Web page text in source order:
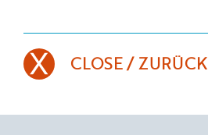
CLOSE / ZURÜCK